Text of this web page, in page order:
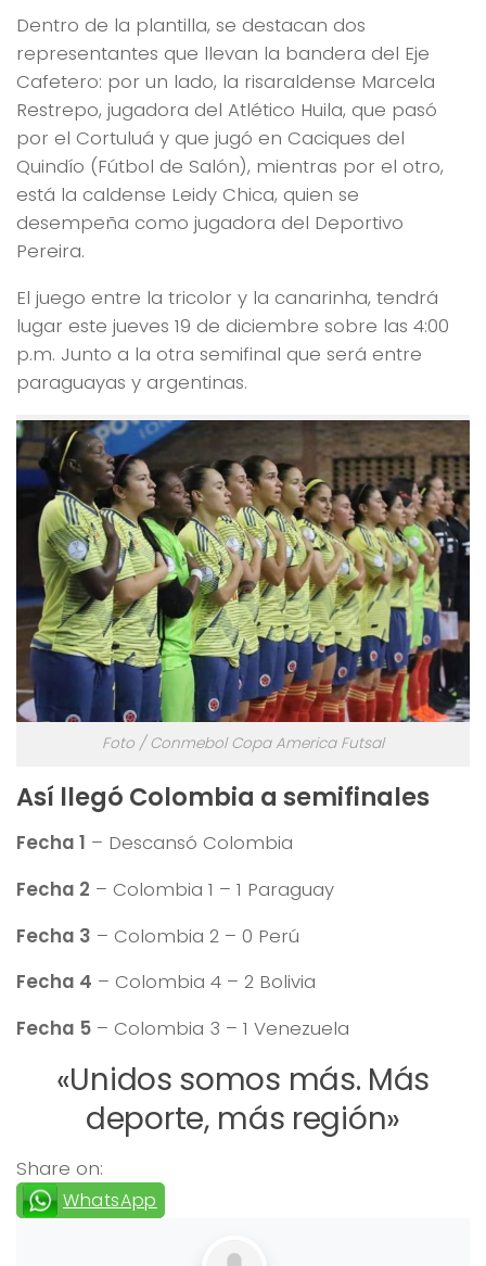
Dentro de la plantilla, se destacan dos
representantes que llevan la bandera del Eje
Cafetero: por un lado, la risaraldense Marcela
Restrepo, jugadora del Atlético Huila, que pasó
por el Cortuluá y que jugó en Caciques del
Quindío (Fútbol de Salón), mientras por el otro,
está la caldense Leidy Chica, quien se
desempeña como jugadora del Deportivo
Pereira.
El juego entre la tricolor y la canarinha, tendrá
lugar este jueves 19 de diciembre sobre las 4:00
p.m. Junto a la otra semifinal que será entre
paraguayas y argentinas.
Foto / Conmebol Copa America Futsal
Así llegó Colombia a semifinales
Fecha 1 – Descansó Colombia
Fecha 2 – Colombia 1 – 1 Paraguay
Fecha 3 – Colombia 2 – 0 Perú
Fecha 4 – Colombia 4 – 2 Bolivia
Fecha 5 – Colombia 3 – 1 Venezuela
«Unidos somos más. Más
deporte, más región»
Share on:
WhatsApp